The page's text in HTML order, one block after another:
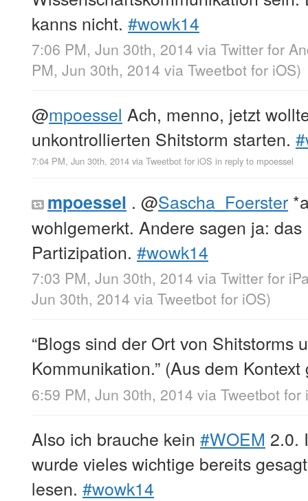
kanns nicht. #wowk14
7:06 PM, Jun 30th, 2014 via Twitter for
PM, Jun 30th, 2014 via Tweetbot for iΟS)
@mpoessel Ach, menno, jetzt
unkontrollierten Shitstorm starten.
7:04 PM, Jun 30th, 2014 via Tweetbot for iΟS in reply to mpoessel
mpoessel . @Sascha_Foerster
wohlgemerkt. Andere sagen ja:
Partizipation. #wowk14
7:03 PM, Jun 30th, 2014 via Twitter for
Jun 30th, 2014 via Tweetbot for iΟS)
“Blogs sind der Ort von Shitstorms
Kommunikation.” (Aus dem
6:59 PM, Jun 30th, 2014 via Tweetbot for
Also ich brauche kein #WOEM 2.0.
wurde vieles wichtige bereits
lesen. #wowk14